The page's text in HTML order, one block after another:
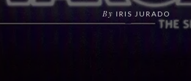
By IRIS JURADO